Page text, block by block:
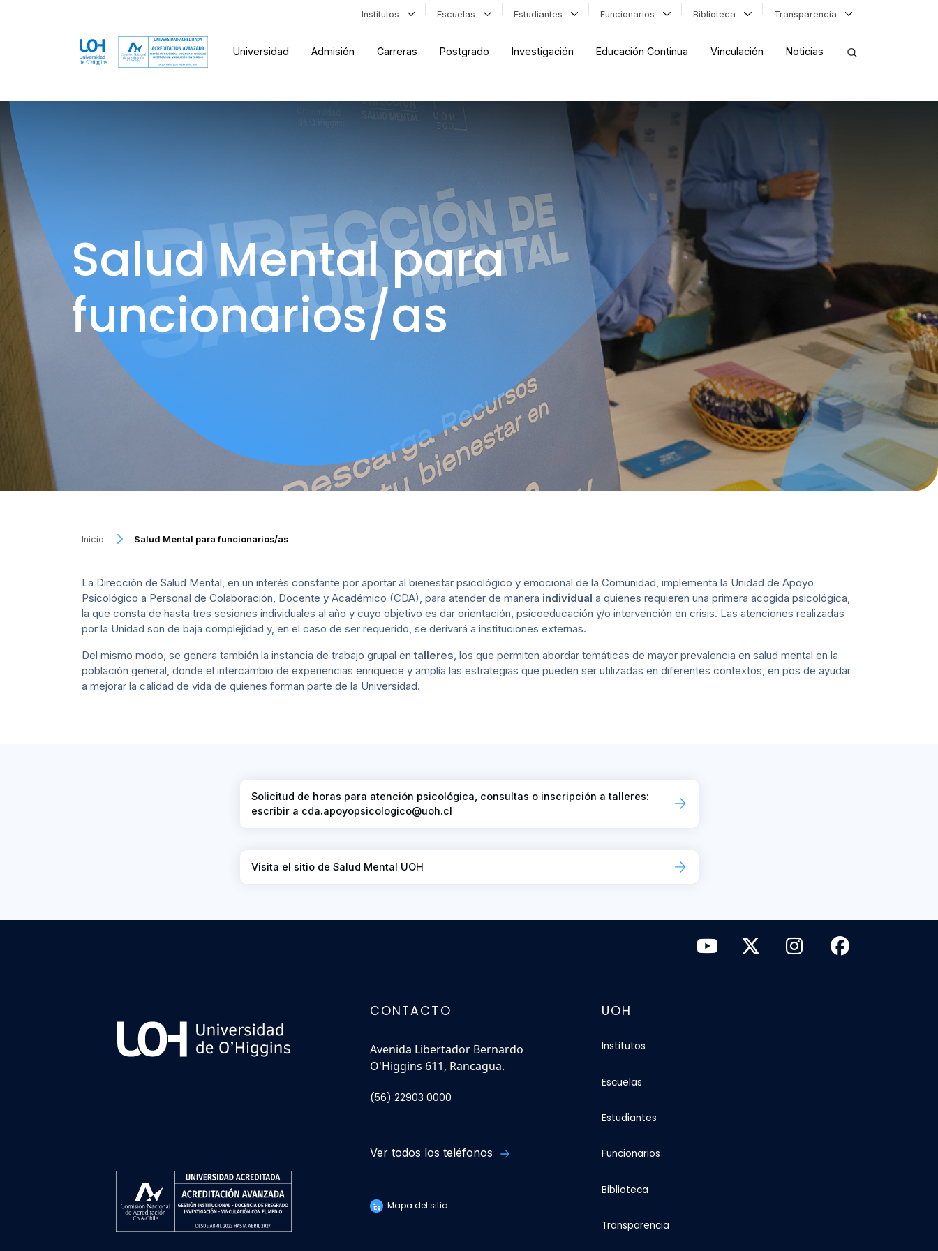
Institutos Escuelas Estudiantes Funcionarios Biblioteca Transparencia
Universidad Admisión Carreras Postgrado Investigación Educación Continua Vinculación Noticias
Salud Mental para
funcionarios/as
Inicio Salud Mental para funcionarios/as
La Dirección de Salud Mental, en un interés constante por aportar al bienestar psicológico y emocional de la Comunidad, implementa la Unidad de Apoyo
Psicológico a Personal de Colaboración, Docente y Académico (CDA), para atender de manera individual a quienes requieren una primera acogida psicológica,
la que consta de hasta tres sesiones individuales al año y cuyo objetivo es dar orientación, psicoeducación y/o intervención en crisis. Las atenciones realizadas
por la Unidad son de baja complejidad y, en el caso de ser requerido, se derivará a instituciones externas.
Del mismo modo, se genera también la instancia de trabajo grupal entalleres , los que permiten abordar temáticas de mayor prevalencia en salud mental en la
población general, donde el intercambio de experiencias enriquece y amplía las estrategias que pueden ser utilizadas en diferentes contextos, en pos de ayudar
a mejorar la calidad de vida de quienes forman parte de la Universidad.
Solicitud de horas para atención psicológica, consultas o inscripción a talleres:
escribir a cda.apoyopsicologico@uoh.cl
Visita el sitio de Salud Mental UOH
CONTACTO
Avenida Libertador Bernardo
O'Higgins 611, Rancagua.
(56) 22903 0000
Ver todos los teléfonos
Mapa del sitio
UOH
Institutos
Escuelas
Estudiantes
Funcionarios
Biblioteca
Transparencia